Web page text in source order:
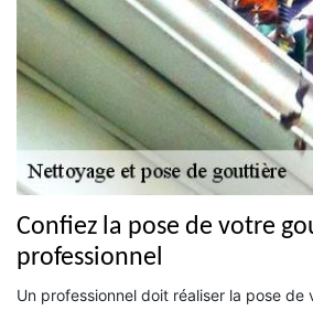
Confiez la pose de votre
professionnel
Un professionnel doit réaliser la pose de